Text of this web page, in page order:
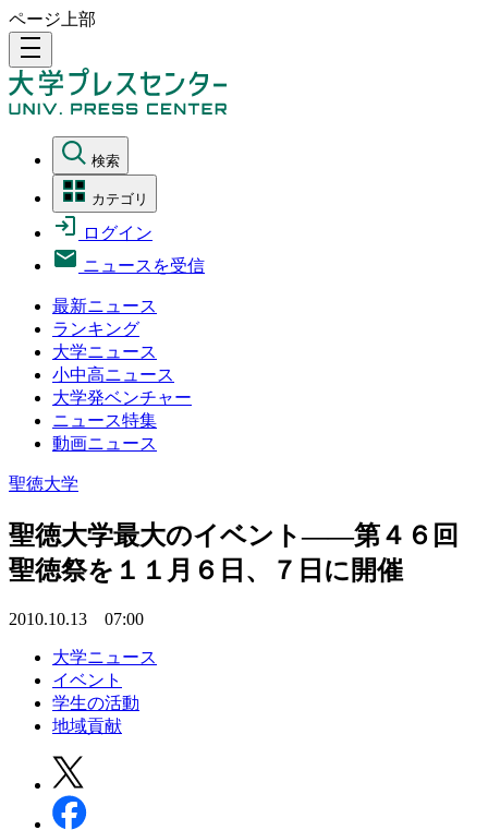
ページ上部
density_medium
検索
カテゴリ
ログイン
ニュースを受信
最新ニュース
ランキング
大学ニュース
小中高ニュース
大学発ベンチャー
ニュース特集
動画ニュース
聖徳大学
聖徳大学最大のイベント――第４６回
聖徳祭を１１月６日、７日に開催
2010.10.13 07:00
大学ニュース
イベント
学生の活動
地域貢献